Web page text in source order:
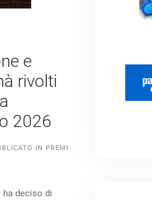
e
rivolti
2026
IN
PREMI
ha deciso di